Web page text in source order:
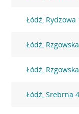
Łódź, Rydzowa
Łódź,
Łódź,
Łódź, Srebrna 4